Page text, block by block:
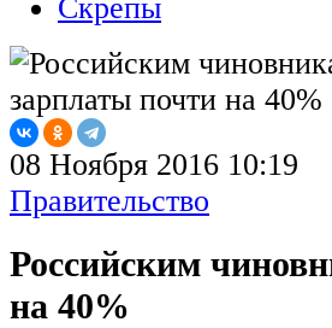
Скрепы
08 Ноября 2016 10:19
Правительство
Российским
на 40%